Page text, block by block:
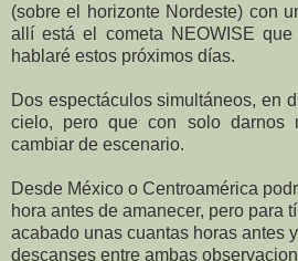
(sobre el horizonte Nordeste) con
allí está el cometa NEOWISE que
hablaré estos próximos días.
Dos espectáculos simultáneos, en
cielo, pero que con solo darnos
cambiar de escenario.
Desde México o Centroamérica
hora antes de amanecer, pero para
acabado unas cuantas horas antes
descanses entre ambas